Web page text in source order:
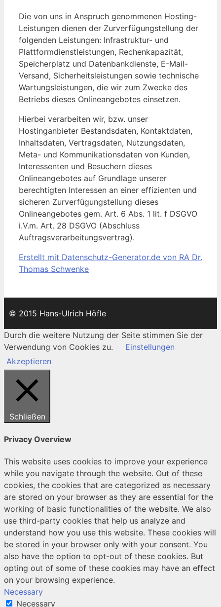
Die von uns in Anspruch genommenen Hosting-
Leistungen dienen der Zurverfügungstellung der
folgenden Leistungen: Infrastruktur- und
Plattformdienstleistungen, Rechenkapazität,
Speicherplatz und Datenbankdienste, E-Mail-
Versand, Sicherheitsleistungen sowie technische
Wartungsleistungen, die wir zum Zwecke des
Betriebs dieses Onlineangebotes einsetzen.
Hierbei verarbeiten wir, bzw. unser
Hostinganbieter Bestandsdaten, Kontaktdaten,
Inhaltsdaten, Vertragsdaten, Nutzungsdaten,
Meta- und Kommunikationsdaten von Kunden,
Interessenten und Besuchern dieses
Onlineangebotes auf Grundlage unserer
berechtigten Interessen an einer effizienten und
sicheren Zurverfügungstellung dieses
Onlineangebotes gem. Art. 6 Abs. 1 lit. f DSGVO
i.V.m. Art. 28 DSGVO (Abschluss
Auftragsverarbeitungsvertrag).
Erstellt mit Datenschutz-Generator.de von RA Dr.
Thomas Schwenke
© 2015 Hans-Ulrich Höfle
Durch die weitere Nutzung der Seite stimmen Sie der
Verwendung von Cookies zu.
Einstellungen
Akzeptieren
Schließen
Privacy Overview
This website uses cookies to improve your experience
while you navigate through the website. Out of these
cookies, the cookies that are categorized as necessary
are stored on your browser as they are essential for the
working of basic functionalities of the website. We also
use third-party cookies that help us analyze and
understand how you use this website. These cookies will
be stored in your browser only with your consent. You
also have the option to opt-out of these cookies. But
opting out of some of these cookies may have an effect
on your browsing experience.
Necessary
Necessary